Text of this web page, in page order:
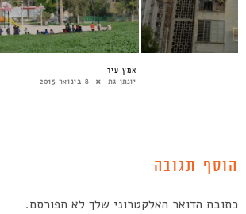
הוסף תגובה
כתובת הדואר האלקטרוני שלך לא תפורסם.